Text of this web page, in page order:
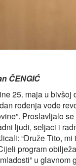
ČENGIĆ
25. maja u
rođenja vođe
Proslavljalo
ljudi, seljaci i
“Druže Tito,
program
u